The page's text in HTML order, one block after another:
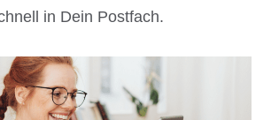
in Dein Postfach.